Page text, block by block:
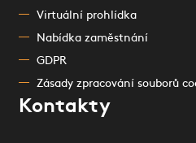
Virtuální prohlídka
Nabídka zaměstnání
GDPR
Zásady zpracování souborů
Kontakty